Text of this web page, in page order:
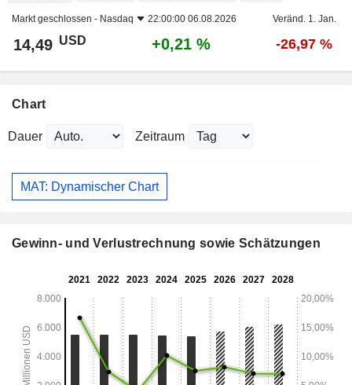
Markt geschlossen - Nasdaq 22:00:00 06.08.2026 Veränd. 1. Jan.
14,49 USD +0,21 % -26,97 %
Chart
Dauer Zeitraum
MAT: Dynamischer Chart
Gewinn- und Verlustrechnung sowie Schätzungen